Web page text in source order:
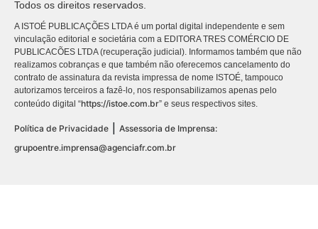
Todos os direitos reservados.
A ISTOÉ PUBLICAÇÕES LTDA é um portal digital independente e sem
vinculação editorial e societária com a EDITORA TRES COMÉRCIO DE
PUBLICACÕES LTDA (recuperação judicial). Informamos também que não
realizamos cobranças e que também não oferecemos cancelamento do
contrato de assinatura da revista impressa de nome ISTOÉ, tampouco
autorizamos terceiros a fazê-lo, nos responsabilizamos apenas pelo
conteúdo digital “https://istoe.com.br” e seus respectivos sites.
Política de Privacidade
Assessoria de Imprensa:
grupoentre.imprensa@agenciafr.com.br